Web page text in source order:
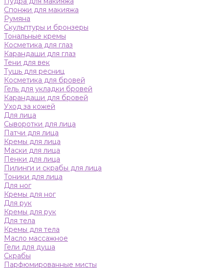
Спонжи для макияжа
Румяна
Скульптуры и бронзеры
Тональные кремы
Косметика для глаз
Карандаши для глаз
Тени для век
Тушь для ресниц
Косметика для бровей
Гель для укладки бровей
Карандаши для бровей
Уход за кожей
Для лица
Сыворотки для лица
Патчи для лица
Кремы для лица
Маски для лица
Пенки для лица
Пилинги и скрабы для лица
Тоники для лица
Для ног
Кремы для ног
Для рук
Кремы для рук
Для тела
Кремы для тела
Масло массажное
Гели для душа
Скрабы
Парфюмированные мисты